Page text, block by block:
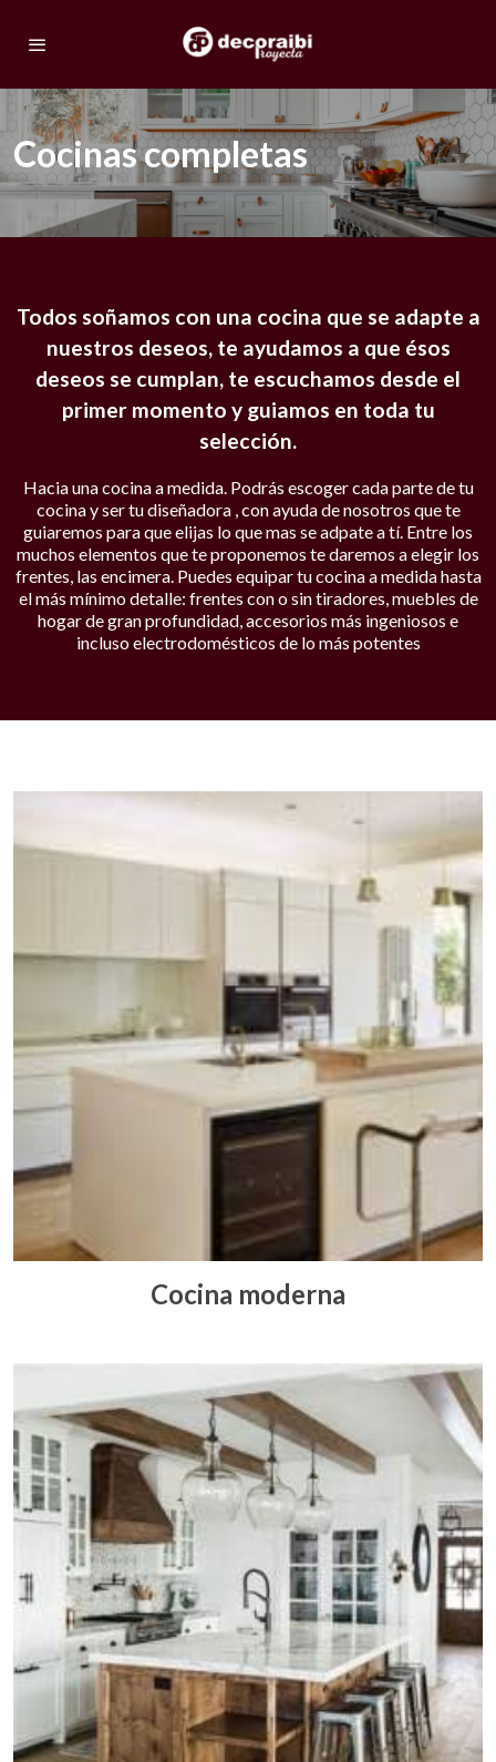
Cocinas completas
Todos soñamos con una cocina que se adapte a
nuestros deseos, te ayudamos a que ésos
deseos se cumplan, te escuchamos desde el
primer momento y guiamos en toda tu
selección.
Hacia una cocina a medida. Podrás escoger cada parte de tu
cocina y ser tu diseñadora , con ayuda de nosotros que te
guiaremos para que elijas lo que mas se adpate a tí. Entre los
muchos elementos que te proponemos te daremos a elegir los
frentes, las encimera. Puedes equipar tu cocina a medida hasta
el más mínimo detalle: frentes con o sin tiradores, muebles de
hogar de gran profundidad, accesorios más ingeniosos e
incluso electrodomésticos de lo más potentes
Cocina moderna